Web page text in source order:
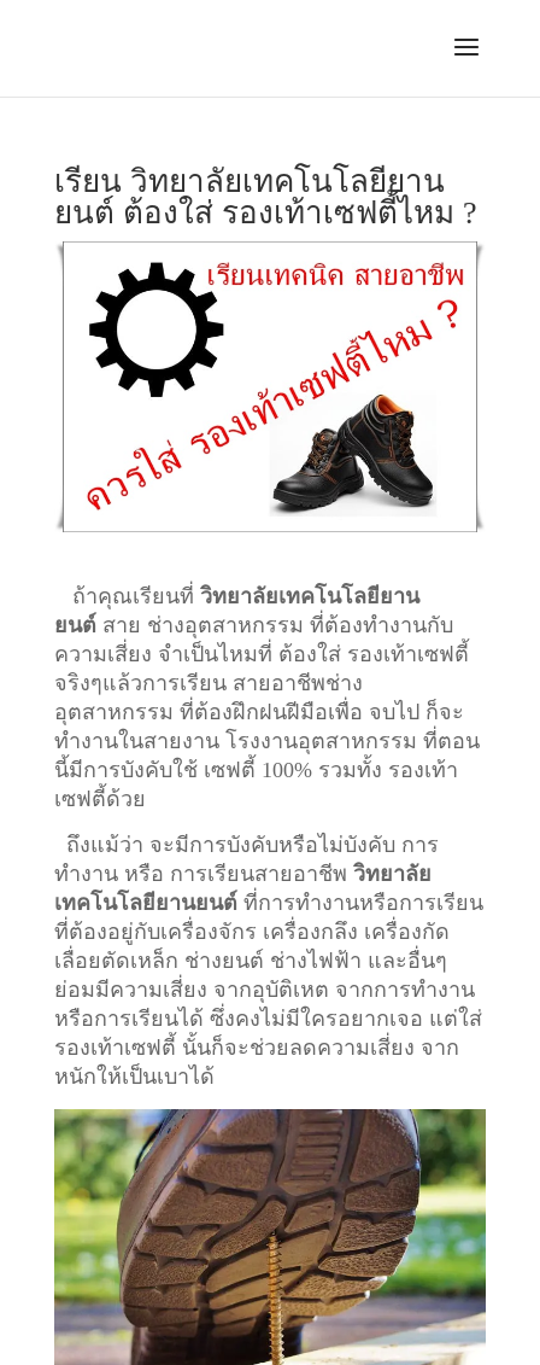
เรียน วิทยาลัยเทคโนโลยียาน
ยนต์ ต้องใส่ รองเท้าเซฟตี้ไหม ?
ถ้าคุณเรียนที่ วิทยาลัยเทคโนโลยียาน
ยนต์ สาย ช่างอุตสาหกรรม ที่ต้องทำงานกับ
ความเสี่ยง จำเป็นไหมที่ ต้องใส่ รองเท้าเซฟตี้
จริงๆแล้วการเรียน สายอาชีพช่าง
อุตสาหกรรม ที่ต้องฝึกฝนฝีมือเพื่อ จบไป ก็จะ
ทำงานในสายงาน โรงงานอุตสาหกรรม ที่ตอน
นี้มีการบังคับใช้ เซฟตี้ 100% รวมทั้ง รองเท้า
เซฟตี้ด้วย
ถึงแม้ว่า จะมีการบังคับหรือไม่บังคับ การ
ทำงาน หรือ การเรียนสายอาชีพ วิทยาลัย
เทคโนโลยียานยนต์ ที่การทำงานหรือการเรียน
ที่ต้องอยู่กับเครื่องจักร เครื่องกลึง เครื่องกัด
เลื่อยตัดเหล็ก ช่างยนต์ ช่างไฟฟ้า และอื่นๆ
ย่อมมีความเสี่ยง จากอุบัติเหต จากการทำงาน
หรือการเรียนได้ ซึ่งคงไม่มีใครอยากเจอ แต่ใส่
รองเท้าเซฟตี้ นั้นก็จะช่วยลดความเสี่ยง จาก
หนักให้เป็นเบาได้